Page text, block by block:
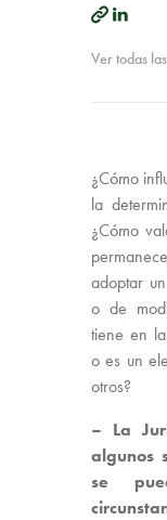
Ver todas
¿Cómo
la
¿Cómo
adoptar
o de
tiene en
o es un
otros?
– La
algunos
se